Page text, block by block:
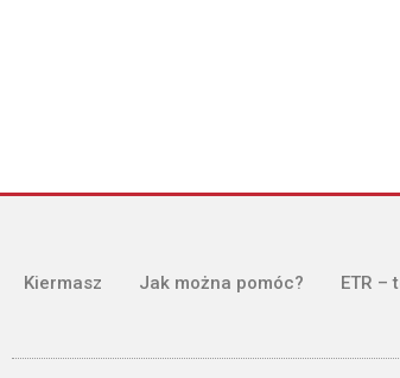
Kiermasz Jak można pomóc? ETR –